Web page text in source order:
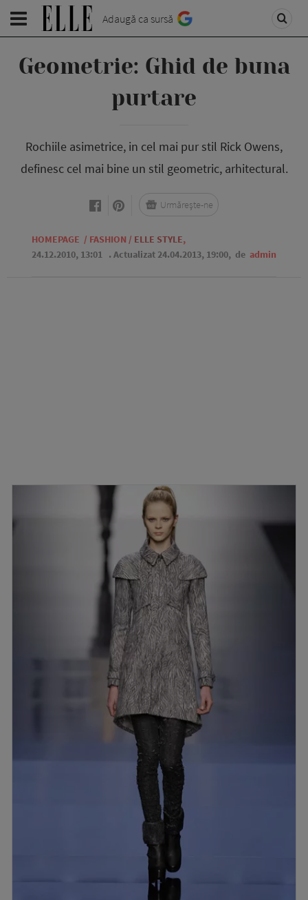
Adaugă ca sursă
Geometrie: Ghid de buna
purtare
Rochiile asimetrice, in cel mai pur stil Rick Owens,
definesc cel mai bine un stil geometric, arhitectural.
HOMEPAGE / FASHION / ELLE STYLE,
24.12.2010, 13:01 . Actualizat 24.04.2013, 19:00, de admin
Urmărește-ne